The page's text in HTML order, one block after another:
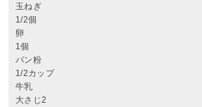
玉ねぎ
1/2個
卵
1個
パン粉
1/2カップ
牛乳
大さじ2